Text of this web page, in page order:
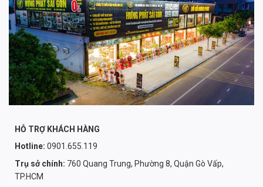
HỖ TRỢ KHÁCH HÀNG
Hotline: 0901.655.119
Trụ sở chính: 760 Quang Trung, Phường 8, Quận Gò Vấp,
TP.HCM